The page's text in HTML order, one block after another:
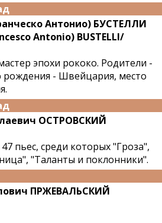
Антонио) БУСТЕЛЛИ
Antonio) BUSTELLI/
эпохи рококо. Родители -
рождения - Швейцария, место
ОСТРОВСКИЙ
пьес, среди которых "Гроза",
"Таланты и поклонники".
ПРЖЕВАЛЬСКИЙ